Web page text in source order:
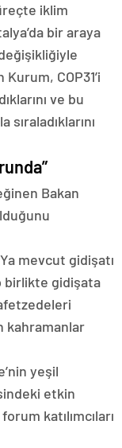
iklim
bir araya
COP31’i
ve bu
Bakan
mevcut gidişatı
birlikte gidişata
kahramanlar
yeşil
etkin
katılımcıları